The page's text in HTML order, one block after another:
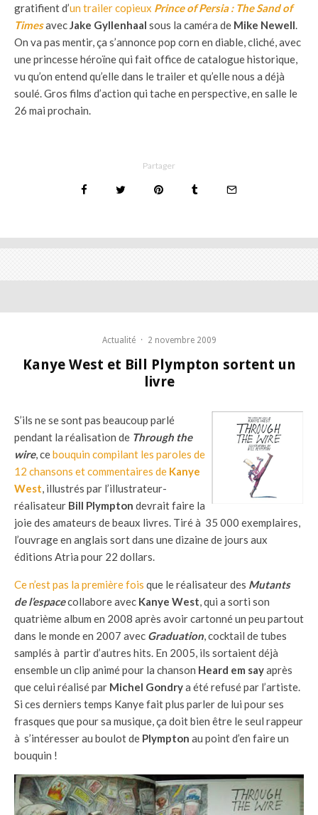
gratifient d’un trailer copieux Prince of Persia : The Sand of
TimesavecJake Gyllenhaal sous la caméra de Mike Newell.
On va pas mentir, ça s’annonce pop corn en diable, cliché, avec
une princesse héroïne qui fait office de catalogue historique,
vu qu’on entend qu’elle dans le trailer et qu’elle nous a déjà
soulé. Gros films d’action qui tache en perspective, en salle le
26 mai prochain.
Partager
Actualité · 2 novembre 2009
Kanye West et Bill Plympton sortent un
livre
S’ils ne se sont pas beaucoup parlé
pendant la réalisation de Through the
wire, cebouquin compilant les paroles de
12 chansons et commentaires de Kanye
West, illustrés par l’illustrateur-
réalisateur Bill Plympton devrait faire la
joie des amateurs de beaux livres. Tiré à 35 000 exemplaires,
l’ouvrage en anglais sort dans une dizaine de jours aux
éditions Atria pour 22 dollars.
Ce n’est pas la première fois que le réalisateur des Mutants
de l’espacecollabore avec Kanye West, qui a sorti son
quatrième album en 2008 après avoir cartonné un peu partout
dans le monde en 2007 avec Graduation, cocktail de tubes
samplés à partir d’autres hits. En 2005, ils sortaient déjà
ensemble un clip animé pour la chanson Heard em sayaprès
que celui réalisé par Michel Gondrya été refusé par l’artiste.
Si ces derniers temps Kanye fait plus parler de lui pour ses
frasques que pour sa musique, ça doit bien être le seul rappeur
à s’intéresser au boulot de Plympton au point d’en faire un
bouquin !